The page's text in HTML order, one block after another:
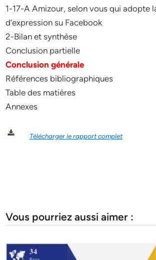
1-17-A Amizour, selon vous qui adopte
d’expression su Facebook
2-Bilan et synthèse
Conclusion partielle
Conclusion générale
Références bibliographiques
Table des matières
Annexes
Télécharger le rapport complet
Vous pourriez aussi aimer :